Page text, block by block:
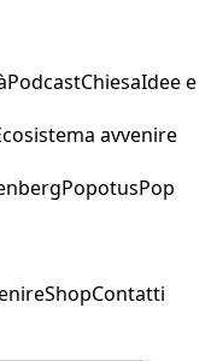
PodcastChiesaIdee e
avvenire
PopotusPop
ShopContatti